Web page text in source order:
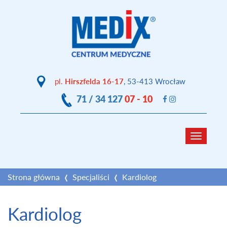
pl. Hirszfelda 16-17, 53-413 Wrocław
71 / 34 12707 - 10
Toggle
Strona główna Specjaliści Kardiolog
Kardiolog